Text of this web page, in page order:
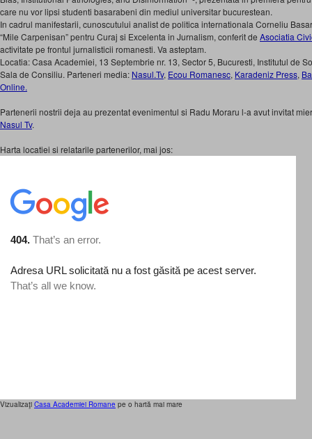
care nu vor lipsi studenti basarabeni din mediul universitar bucurestean.
In cadrul manifestarii, cunoscutului analist de politica internationala Corneliu
“Mile Carpenisan” pentru Curaj si Excelenta in Jurnalism, conferit de Asociatia
activitate pe frontul jurnalisticii romanesti. Va asteptam.
Locatia: Casa Academiei, 13 Septembrie nr. 13, Sector 5, Bucuresti, Institutul de
Sala de Consiliu. Parteneri media: Nasul.Tv, Ecou Romanesc, Karadeniz Press,
Online.
Partenerii nostrii deja au prezentat evenimentul si Radu Moraru l-a avut invitat
Nasul Tv.
Harta locatiei si relatarile partenerilor, mai jos:
Vizualizaţi Casa Academiei Romane pe o hartă mai mare